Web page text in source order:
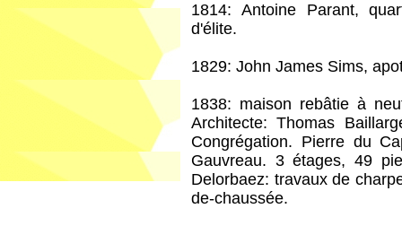
1814: Antoine Parant,
d'élite.
1829: John James Sims,
1838: maison rebâtie à
Architecte: Thomas
Congrégation. Pierre du
Gauvreau. 3 étages, 49
Delorbaez: travaux de
de-chaussée.